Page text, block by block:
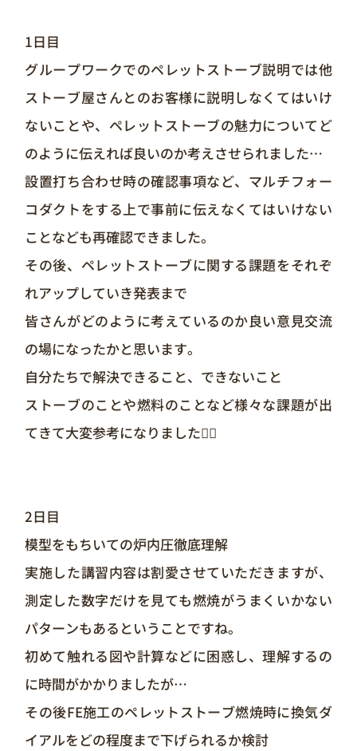
1日目
グループワークでのペレットストーブ説明では他
ストーブ屋さんとのお客様に説明しなくてはいけ
ないことや、ペレットストーブの魅力についてど
のように伝えれば良いのか考えさせられました…
設置打ち合わせ時の確認事項など、マルチフォー
コダクトをする上で事前に伝えなくてはいけない
ことなども再確認できました。
その後、ペレットストーブに関する課題をそれぞ
れアップしていき発表まで
皆さんがどのように考えているのか良い意見交流
の場になったかと思います。
自分たちで解決できること、できないこと
ストーブのことや燃料のことなど様々な課題が出
てきて大変参考になりました🙇‍♂️
2日目
模型をもちいての炉内圧徹底理解
実施した講習内容は割愛させていただきますが、
測定した数字だけを見ても燃焼がうまくいかない
パターンもあるということですね。
初めて触れる図や計算などに困惑し、理解するの
に時間がかかりましたが…
その後FE施工のペレットストーブ燃焼時に換気ダ
イアルをどの程度まで下げられるか検討